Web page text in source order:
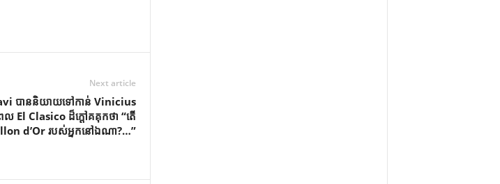
Next article
បាននិយាយទៅកាន់ Vinicius
ល El Clasico ដ៏ក្ដៅគគុកថា “តើ
d’Or របស់អ្នកនៅឯណា?…”